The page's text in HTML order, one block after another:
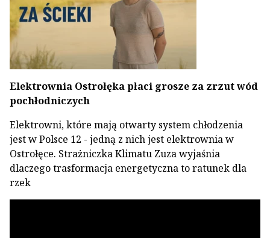
Elektrownia Ostrołęka płaci grosze za zrzut wód
pochłodniczych
Elektrowni, które mają otwarty system chłodzenia
jest w Polsce 12 - jedną z nich jest elektrownia w
Ostrołęce. Strażniczka Klimatu Zuza wyjaśnia
dlaczego trasformacja energetyczna to ratunek dla
rzek